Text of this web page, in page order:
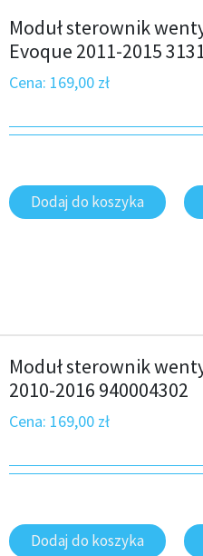
Moduł sterownik
Evoque 2011-2015
Cena: 169,00 zł
Dodaj do koszyka
Moduł sterownik
2010-2016 940004302
Cena: 169,00 zł
Dodaj do koszyka